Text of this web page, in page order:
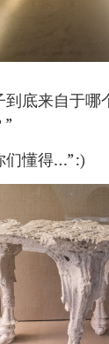
到底来自于哪
”
们懂得…”:)